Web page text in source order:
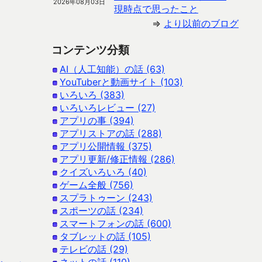
2026年08月03日
現時点で思ったこと
⇒ より以前のブログ
コンテンツ分類
AI（人工知能）の話 (63)
YouTuberと動画サイト (103)
いろいろ (383)
いろいろレビュー (27)
アプリの事 (394)
アプリストアの話 (288)
アプリ公開情報 (375)
アプリ更新/修正情報 (286)
クイズいろいろ (40)
ゲーム全般 (756)
スプラトゥーン (243)
スポーツの話 (234)
スマートフォンの話 (600)
タブレットの話 (105)
テレビの話 (29)